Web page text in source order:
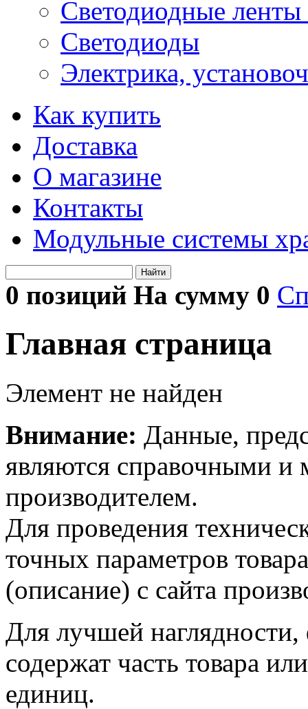
Светодиодные
Светодиоды
Электрика,
Как купить
Доставка
О магазине
Контакты
Модульные системы
Найти
0 позиций На сумму 0
Главная страница
Элемент не найден
Внимание: Данные,
являются справочными и
производителем.
Для проведения
точных параметров
(описание) с сайта
Для лучшей наглядности,
содержат часть товара
единиц.